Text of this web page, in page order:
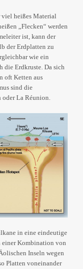
viel heißes Material
„Flecken“ werden
ist, kann der
der Erdplatten zu
wie ein
die Erdkruste. Da sich
oft Ketten aus
sind die
La Réunion.
in eine eindeutige
einer Kombination von
Inseln wegen
Platten voneinander